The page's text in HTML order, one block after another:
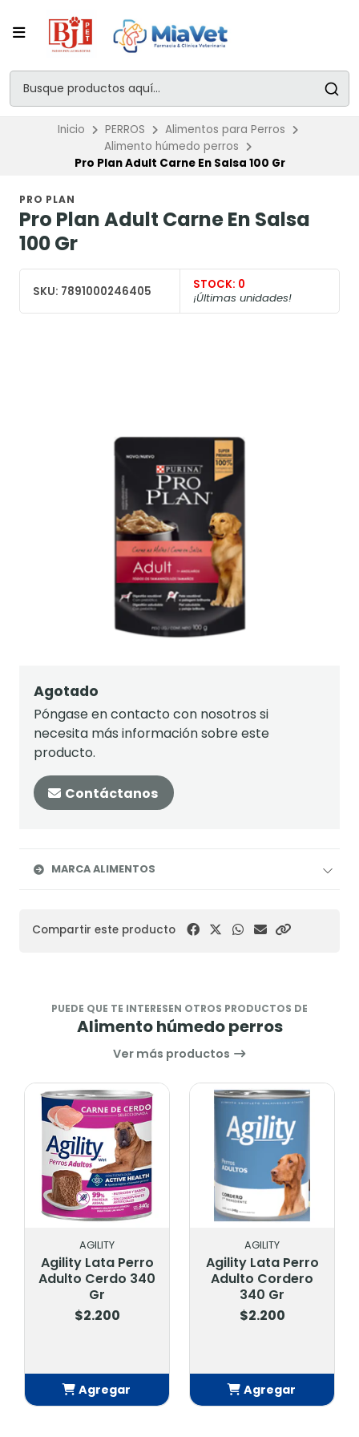
Inicio PERROS
Alimentos para Perros
Alimento húmedo perros
Pro Plan Adult Carne En Salsa 100 Gr
PRO PLAN
Pro Plan Adult Carne En Salsa
100 Gr
SKU: 7891000246405 STOCK: 0
¡Últimas unidades!
Agotado
Póngase en contacto con nosotros si
necesita más información sobre este
producto.
Contáctanos
MARCA ALIMENTOS
Compartir este producto
PUEDE QUE TE INTERESEN OTROS PRODUCTOS DE
Alimento húmedo perros
Ver más productos
AGILITY
Agility Lata Perro
Adulto Cerdo 340
Gr
$2.200
Agregar
AGILITY
Agility Lata Perro
Adulto Cordero
340 Gr
$2.200
Agregar